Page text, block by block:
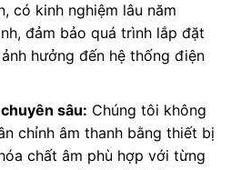
có kinh nghiệm lâu năm
đảm bảo quá trình lắp đặt
hưởng đến hệ thống điện
sâu: Chúng tôi không
chỉnh âm thanh bằng thiết bị
chất âm phù hợp với từng